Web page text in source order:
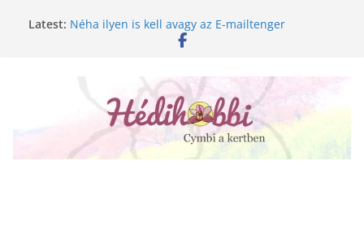
Latest: Néha ilyen is kell avagy az E-mailtenger
Golgotavirág nevelése magról
Növényápolási tippek, amiket jobb, ha elfelejtesz
A lepkeorchidea és a fűtésszezon